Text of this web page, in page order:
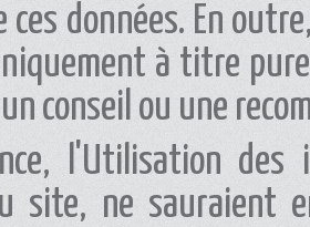
ces données. En
à titre
conseil ou une
l'Utilisation
site, ne sauraient